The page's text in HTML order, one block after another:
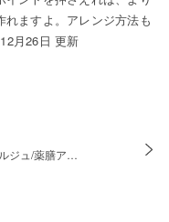
ますよ。アレンジ方法も
月26日 更新
ジュ/薬膳ア…